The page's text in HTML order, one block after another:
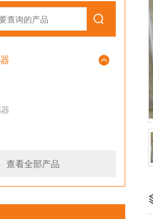
查看全部产品